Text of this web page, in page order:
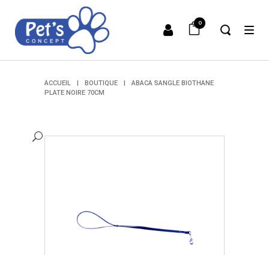
0
ACCUEIL | BOUTIQUE |
ABACA SANGLE BIOTHANE
PLATE NOIRE 70CM